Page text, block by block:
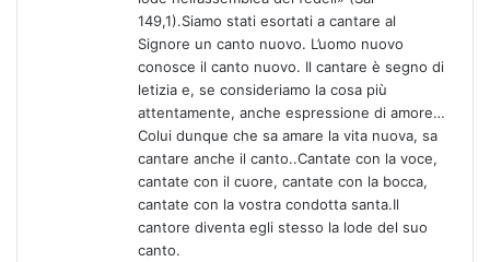
t
t
149,1).Siamo stati esortati a cantare al
Signore un canto nuovo. L’uomo nuovo
conosce il canto nuovo. Il cantare è segno di
letizia e, se consideriamo la cosa più
attentamente, anche espressione di amore…
Colui dunque che sa amare la vita nuova, sa
cantare anche il canto..Cantate con la voce,
cantate con il cuore, cantate con la bocca,
cantate con la vostra condotta santa.Il
cantore diventa egli stesso la lode del suo
canto.